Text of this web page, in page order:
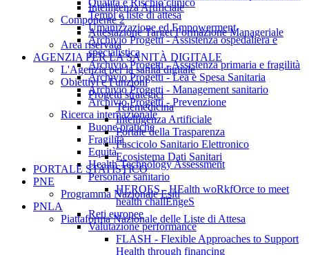
Intelligenza Artificiale
Componente 2
Attestazione Target Formazione Manageriale
Area riservata
AGENZIA PER LA SANITÀ DIGITALE
L'Agenzia per la sanità digitale
Obiettivi e Funzioni
Progetti strategici
Telemedicina
Intelligenza Artificiale
Portale della Trasparenza
Fascicolo Sanitario Elettronico
Ecosistema Dati Sanitari
PORTALE STATISTICO
PNE
Programma Nazionale Esiti
PNLA
Piattaforma Nazionale delle Liste di Attesa
Tempi e liste di attesa
Umanizzazione ed Empowerment
Archivio Progetti - Assistenza ospedaliera e
specialistica
Archivio Progetti - Assistenza primaria e fragilità
Archivio Progetti - Lea e Spesa Sanitaria
Archivio Progetti - Management sanitario
Archivio Progetti - Prevenzione
Ricerca internazionale
Buone pratiche
Fragilità
Equità
Health Technology Assessment
Personale sanitario
HEROES - HEalth woRkfOrce to meet
health challEngeS
Reti europee
Valutazione performance
FLASH - Flexible Approaches to Support
Health through financing